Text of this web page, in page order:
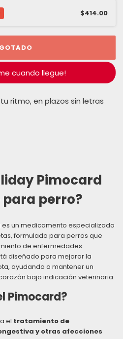
$414.00
cuando llegue!
Pimocard
para perro?
es un medicamento especializado
formulado para perros que
de enfermedades
diseñado para mejorar la
ayudando a mantener un
bajo indicación veterinaria.
Pimocard?
el tratamiento de
y otras afecciones